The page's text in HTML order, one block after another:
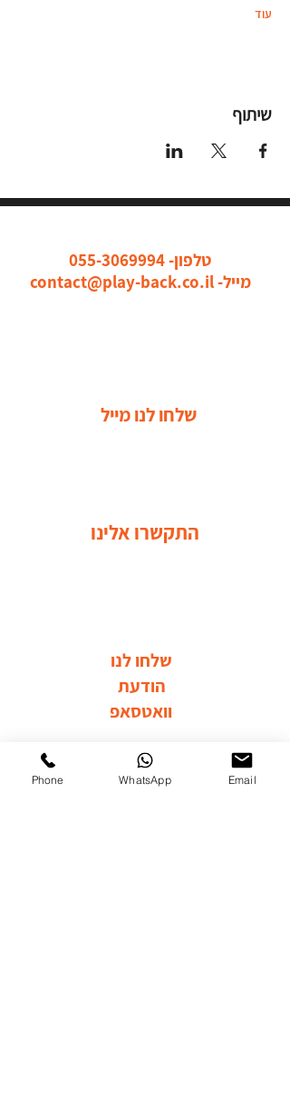
עוד
שיתוף
טלפון-055-3069994
מייל-contact@play-back.co.il
שלחו לנו מייל
התקשרו אלינו
שלחו לנו
הודעת
וואטסאפ
בקרו אותנו ברשתות החברתיות
Phone WhatsApp Email